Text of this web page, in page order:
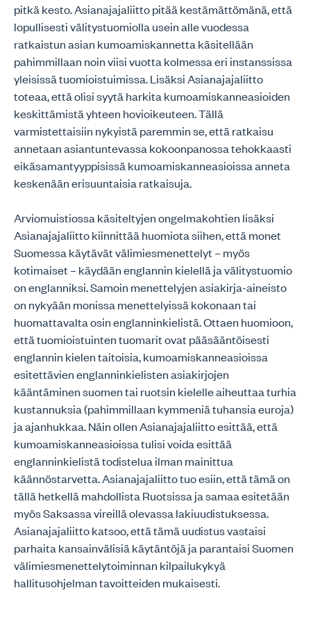
pitkä kesto. Asianajajaliitto pitää kestämättömänä, että
lopullisesti välitystuomiolla usein alle vuodessa
ratkaistun asian kumoamiskannetta käsitellään
pahimmillaan noin viisi vuotta kolmessa eri instanssissa
yleisissä tuomioistuimissa. Lisäksi Asianajajaliitto
toteaa, että olisi syytä harkita kumoamiskanneasioiden
keskittämistä yhteen hovioikeuteen. Tällä
varmistettaisiin nykyistä paremmin se, että ratkaisu
annetaan asiantuntevassa kokoonpanossa tehokkaasti
eikäsamantyyppisissä kumoamiskanneasioissa anneta
keskenään erisuuntaisia ratkaisuja.
Arviomuistiossa käsiteltyjen ongelmakohtien lisäksi
Asianajajaliitto kiinnittää huomiota siihen, että monet
Suomessa käytävät välimiesmenettelyt – myös
kotimaiset – käydään englannin kielellä ja välitystuomio
on englanniksi. Samoin menettelyjen asiakirja-aineisto
on nykyään monissa menettelyissä kokonaan tai
huomattavalta osin englanninkielistä. Ottaen huomioon,
että tuomioistuinten tuomarit ovat pääsääntöisesti
englannin kielen taitoisia, kumoamiskanneasioissa
esitettävien englanninkielisten asiakirjojen
kääntäminen suomen tai ruotsin kielelle aiheuttaa turhia
kustannuksia (pahimmillaan kymmeniä tuhansia euroja)
ja ajanhukkaa. Näin ollen Asianajajaliitto esittää, että
kumoamiskanneasioissa tulisi voida esittää
englanninkielistä todistelua ilman mainittua
käännöstarvetta. Asianajajaliitto tuo esiin, että tämä on
tällä hetkellä mahdollista Ruotsissa ja samaa esitetään
myös Saksassa vireillä olevassa lakiuudistuksessa.
Asianajajaliitto katsoo, että tämä uudistus vastaisi
parhaita kansainvälisiä käytäntöjä ja parantaisi Suomen
välimiesmenettelytoiminnan kilpailukykyä
hallitusohjelman tavoitteiden mukaisesti.